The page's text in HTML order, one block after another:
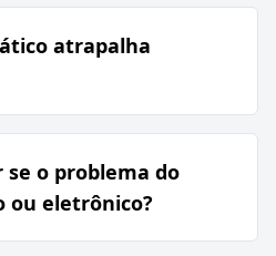
atrapalha
o problema do
ou eletrônico?